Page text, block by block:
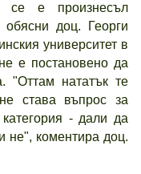
се е произнесъл
доц. Георги
университет в
е постановено да
"Оттам нататък те
става въпрос за
- дали да
не", коментира доц.